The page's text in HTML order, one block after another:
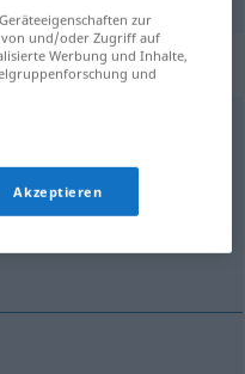
gebraucht
antippen)
zur
und/oder Zugriff auf
Werbung und Inhalte,
und
Akzeptieren